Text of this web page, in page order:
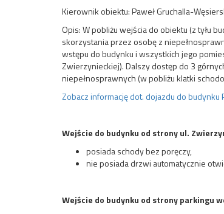
Kierownik obiektu: Paweł Gruchalla-
Opis: W pobliżu wejścia do obiektu (z tyłu
skorzystania przez osobę z
wstępu do budynku i wszystkich jego
Zwierzynieckiej). Dalszy dostęp do 3
niepełnosprawnych (w pobliżu klatki
Zobacz informację dot. dojazdu do budynku
Wejście do budynku od strony ul.
posiada schody bez poręczy,
nie posiada drzwi automatycznie
Wejście do budynku od strony parkingu